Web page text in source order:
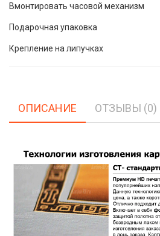
Вмонтировать часовой механизм
Подарочная упаковка
Крепление на липучках
ОПИСАНИЕ ОТЗЫВЫ (0)